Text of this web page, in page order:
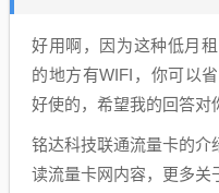
好用啊，因为这种低月
的地方有WIFI，你可以
好使的，希望我的回答对
铭达科技联通流量卡的介
读流量卡网内容，更多关